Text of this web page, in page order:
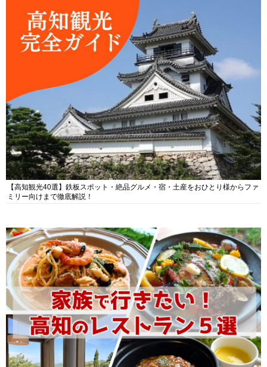
【高知観光40選】鉄板スポット・絶品グルメ・宿・土産をおひとり様からファ
ミリー向けまで徹底解説！